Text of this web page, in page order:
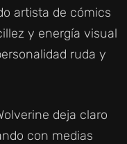
artista de cómics
y energía visual
ruda y
deja claro
con medias